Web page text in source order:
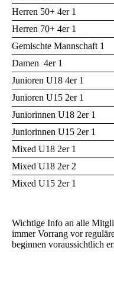
Herren 50+ 4er 1
Herren 70+ 4er 1
Gemischte Mannschaft 1
Damen 4er 1
Junioren U18 4er 1
Junioren U15 2er 1
Juniorinnen U18 2er 1
Juniorinnen U15 2er 1
Mixed U18 2er 1
Mixed U18 2er 2
Mixed U15 2er 1
Wichtige Info an alle
immer Vorrang vor
beginnen voraussichtlich